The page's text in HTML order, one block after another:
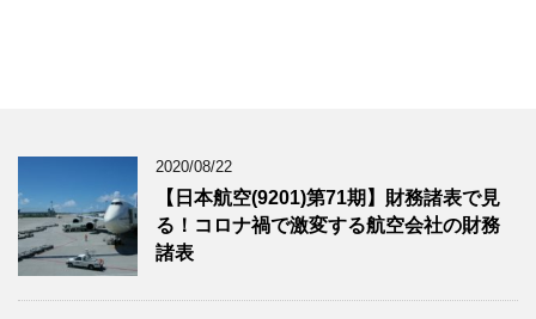
2020/08/22
【日本航空(9201)第71期】財務諸表で見
る！コロナ禍で激変する航空会社の財務
諸表